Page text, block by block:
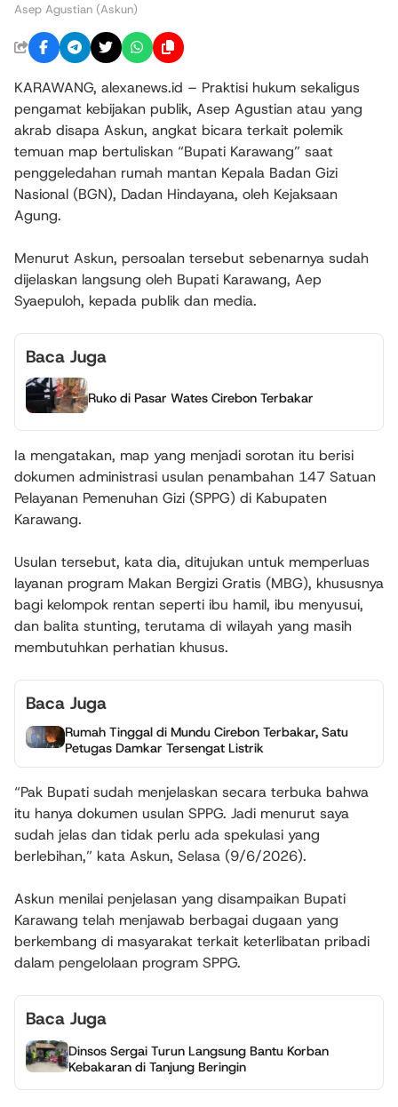
Asep Agustian (Askun)
KARAWANG, alexanews.id – Praktisi hukum sekaligus
pengamat kebijakan publik, Asep Agustian atau yang
akrab disapa Askun, angkat bicara terkait polemik
temuan map bertuliskan “Bupati Karawang” saat
penggeledahan rumah mantan Kepala Badan Gizi
Nasional (BGN), Dadan Hindayana, oleh Kejaksaan
Agung.
Menurut Askun, persoalan tersebut sebenarnya sudah
dijelaskan langsung oleh Bupati Karawang, Aep
Syaepuloh, kepada publik dan media.
Baca Juga
Ruko di Pasar Wates Cirebon Terbakar
Ia mengatakan, map yang menjadi sorotan itu berisi
dokumen administrasi usulan penambahan 147 Satuan
Pelayanan Pemenuhan Gizi (SPPG) di Kabupaten
Karawang.
Usulan tersebut, kata dia, ditujukan untuk memperluas
layanan program Makan Bergizi Gratis (MBG), khususnya
bagi kelompok rentan seperti ibu hamil, ibu menyusui,
dan balita stunting, terutama di wilayah yang masih
membutuhkan perhatian khusus.
Baca Juga
Rumah Tinggal di Mundu Cirebon Terbakar, Satu
Petugas Damkar Tersengat Listrik
“Pak Bupati sudah menjelaskan secara terbuka bahwa
itu hanya dokumen usulan SPPG. Jadi menurut saya
sudah jelas dan tidak perlu ada spekulasi yang
berlebihan,” kata Askun, Selasa (9/6/2026).
Askun menilai penjelasan yang disampaikan Bupati
Karawang telah menjawab berbagai dugaan yang
berkembang di masyarakat terkait keterlibatan pribadi
dalam pengelolaan program SPPG.
Baca Juga
Dinsos Sergai Turun Langsung Bantu Korban
Kebakaran di Tanjung Beringin